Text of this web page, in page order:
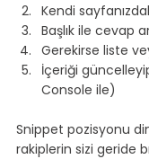
Kendi
Başlık ile cevap
Gerekirse liste
İçeriği
Console ile)
Snippet pozisyonu
rakiplerin sizi geride